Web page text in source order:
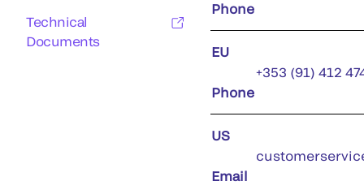
Technical
Documents
Phone
EU
Phone
+353 (91) 412
US
Email